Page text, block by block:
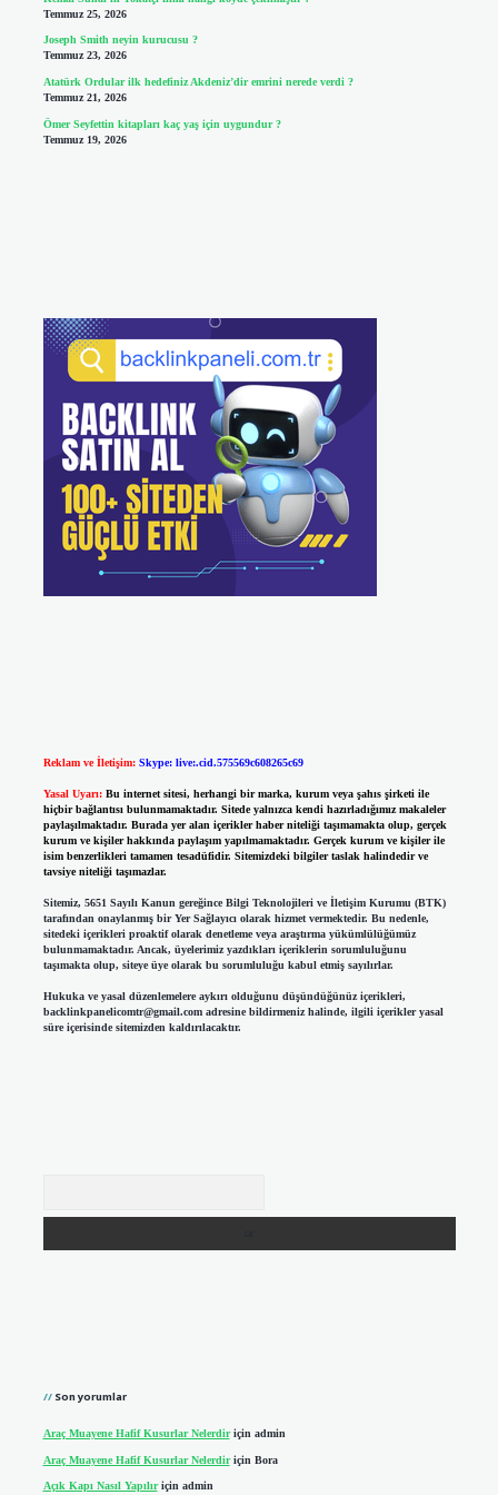
Temmuz 25, 2026
Joseph Smith neyin kurucusu ?
Temmuz 23, 2026
Atatürk Ordular ilk hedefiniz Akdeniz’dir emrini nerede verdi ?
Temmuz 21, 2026
Ömer Seyfettin kitapları kaç yaş için uygundur ?
Temmuz 19, 2026
Reklam ve İletişim: Skype: live:.cid.575569c608265c69
Yasal Uyarı: Bu internet sitesi, herhangi bir marka, kurum veya şahıs şirketi ile
hiçbir bağlantısı bulunmamaktadır. Sitede yalnızca kendi hazırladığımız makaleler
paylaşılmaktadır. Burada yer alan içerikler haber niteliği taşımamakta olup, gerçek
kurum ve kişiler hakkında paylaşım yapılmamaktadır. Gerçek kurum ve kişiler ile
isim benzerlikleri tamamen tesadüfidir. Sitemizdeki bilgiler taslak halindedir ve
tavsiye niteliği taşımazlar.
Sitemiz, 5651 Sayılı Kanun gereğince Bilgi Teknolojileri ve İletişim Kurumu (BTK)
tarafından onaylanmış bir Yer Sağlayıcı olarak hizmet vermektedir. Bu nedenle,
sitedeki içerikleri proaktif olarak denetleme veya araştırma yükümlülüğümüz
bulunmamaktadır. Ancak, üyelerimiz yazdıkları içeriklerin sorumluluğunu
taşımakta olup, siteye üye olarak bu sorumluluğu kabul etmiş sayılırlar.
Hukuka ve yasal düzenlemelere aykırı olduğunu düşündüğünüz içerikleri,
backlinkpanelicomtr@gmail.comadresine bildirmeniz halinde, ilgili içerikler yasal
süre içerisinde sitemizden kaldırılacaktır.
Son yorumlar
Araç Muayene Hafif Kusurlar Nelerdiriçin admin
Araç Muayene Hafif Kusurlar Nelerdiriçin Bora
Açık Kapı Nasıl Yapılıriçin admin